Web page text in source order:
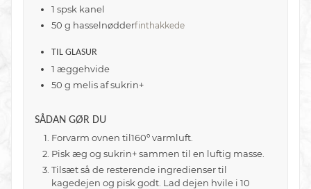
1 spsk kanel
50 g hasselnødderfinthakkede
TIL GLASUR
1 æggehvide
50 g melis af sukrin+
SÅDAN GØR DU
Forvarm ovnen til160º varmluft.
Pisk æg og sukrin+ sammen til en luftig masse.
Tilsæt så de resterende ingredienser til
kagedejen og pisk godt. Lad dejen hvile i 10